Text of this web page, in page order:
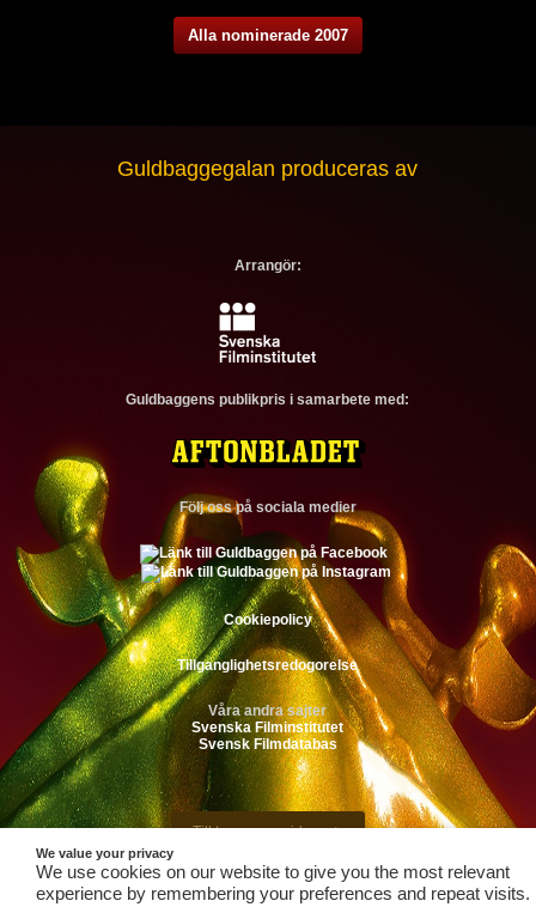
Alla nominerade 2007
Guldbaggegalan produceras av
Arrangör:
Guldbaggens publikpris i samarbete med:
Följ oss på sociala medier
Cookiepolicy
Tillganglighetsredogorelse
Våra andra sajter
Svenska Filminstitutet
Svensk Filmdatabas
Till toppen av sidan
We value your privacy
We use cookies on our website to give you the most relevant
experience by remembering your preferences and repeat visits.